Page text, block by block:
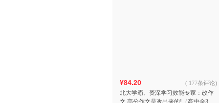
¥84.20
北大学霸、资深学习效能专家：改作
文 高分作文是改出来的!（高中全3
( 177条评论)